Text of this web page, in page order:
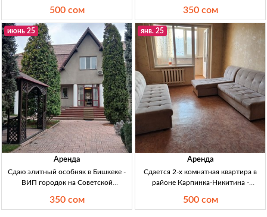
500 сом
дом под дет.сад, хостел, офис в
Арча-Бешик. Площадь 374м2, 7
комнат, меблировка, газ, отопление
350 сом
июнь 25
Аренда
Сдаю элитный особняк в Бишкеке -
ВИП городок на Советской
на Советской Куренкеева, 3 спальни,
350 сом
янв. 25
Аренда
Сдается 2-х комнатная квартира в
районе Карпинка-Никитина -
квартиру, Карпинка-Никитина, 5/9,
500 сом